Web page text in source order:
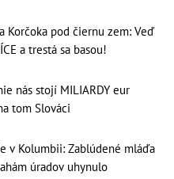
Korčoka pod čiernu zem: Veď
a trestá sa basou!
nás stojí MILIARDY eur
tom Slováci
v Kolumbii: Zablúdené mláďa
úradov uhynulo